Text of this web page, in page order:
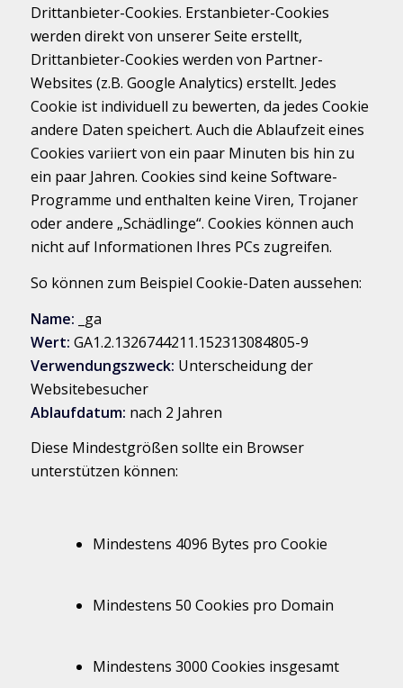
Drittanbieter-Cookies. Erstanbieter-Cookies
werden direkt von unserer Seite erstellt,
Drittanbieter-Cookies werden von Partner-
Websites (z.B. Google Analytics) erstellt. Jedes
Cookie ist individuell zu bewerten, da jedes Cookie
andere Daten speichert. Auch die Ablaufzeit eines
Cookies variiert von ein paar Minuten bis hin zu
ein paar Jahren. Cookies sind keine Software-
Programme und enthalten keine Viren, Trojaner
oder andere „Schädlinge“. Cookies können auch
nicht auf Informationen Ihres PCs zugreifen.
So können zum Beispiel Cookie-Daten aussehen:
Name: _ga
Wert: GA1.2.1326744211.152313084805-9
Verwendungszweck: Unterscheidung der
Websitebesucher
Ablaufdatum: nach 2 Jahren
Diese Mindestgrößen sollte ein Browser
unterstützen können:
Mindestens 4096 Bytes pro Cookie
Mindestens 50 Cookies pro Domain
Mindestens 3000 Cookies insgesamt